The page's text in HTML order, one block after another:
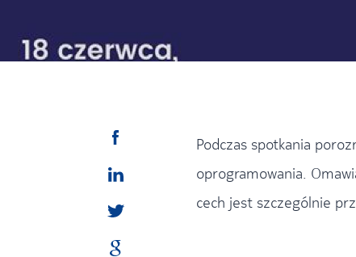
Podczas spotkania
oprogramowania.
cech jest szczególnie